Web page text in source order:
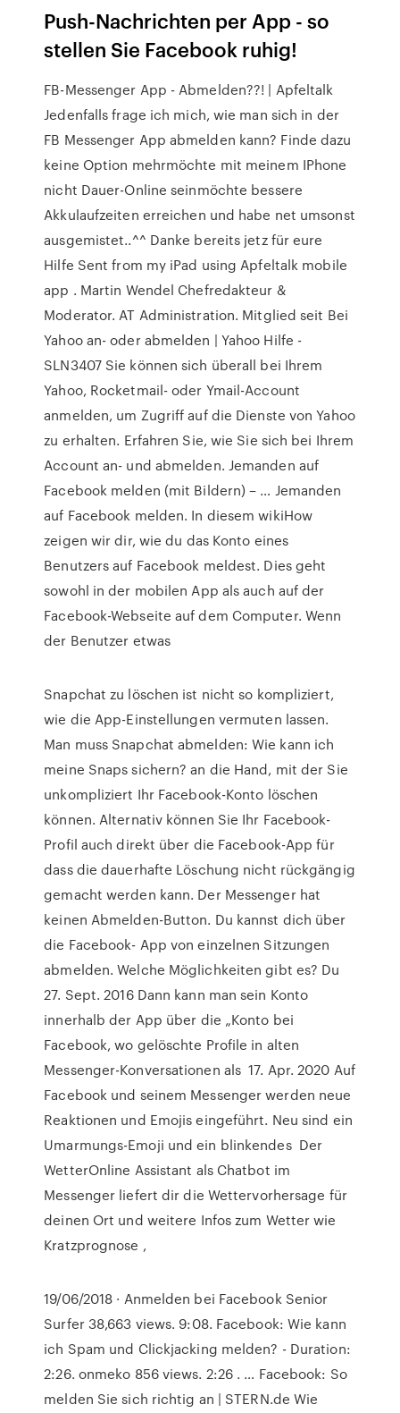
Push-Nachrichten per App - so
stellen Sie Facebook ruhig!
FB-Messenger App - Abmelden??! | Apfeltalk
Jedenfalls frage ich mich, wie man sich in der
FB Messenger App abmelden kann? Finde dazu
keine Option mehrmöchte mit meinem IPhone
nicht Dauer-Online seinmöchte bessere
Akkulaufzeiten erreichen und habe net umsonst
ausgemistet..^^ Danke bereits jetz für eure
Hilfe Sent from my iPad using Apfeltalk mobile
app . Martin Wendel Chefredakteur &
Moderator. AT Administration. Mitglied seit Bei
Yahoo an- oder abmelden | Yahoo Hilfe -
SLN3407 Sie können sich überall bei Ihrem
Yahoo, Rocketmail- oder Ymail-Account
anmelden, um Zugriff auf die Dienste von Yahoo
zu erhalten. Erfahren Sie, wie Sie sich bei Ihrem
Account an- und abmelden. Jemanden auf
Facebook melden (mit Bildern) – … Jemanden
auf Facebook melden. In diesem wikiHow
zeigen wir dir, wie du das Konto eines
Benutzers auf Facebook meldest. Dies geht
sowohl in der mobilen App als auch auf der
Facebook-Webseite auf dem Computer. Wenn
der Benutzer etwas
Snapchat zu löschen ist nicht so kompliziert,
wie die App-Einstellungen vermuten lassen.
Man muss Snapchat abmelden: Wie kann ich
meine Snaps sichern? an die Hand, mit der Sie
unkompliziert Ihr Facebook-Konto löschen
können. Alternativ können Sie Ihr Facebook-
Profil auch direkt über die Facebook-App für
dass die dauerhafte Löschung nicht rückgängig
gemacht werden kann. Der Messenger hat
keinen Abmelden-Button. Du kannst dich über
die Facebook- App von einzelnen Sitzungen
abmelden. Welche Möglichkeiten gibt es? Du
27. Sept. 2016 Dann kann man sein Konto
innerhalb der App über die „Konto bei
Facebook, wo gelöschte Profile in alten
Messenger-Konversationen als 17. Apr. 2020 Auf
Facebook und seinem Messenger werden neue
Reaktionen und Emojis eingeführt. Neu sind ein
Umarmungs-Emoji und ein blinkendes Der
WetterOnline Assistant als Chatbot im
Messenger liefert dir die Wettervorhersage für
deinen Ort und weitere Infos zum Wetter wie
Kratzprognose ,
19/06/2018 · Anmelden bei Facebook Senior
Surfer 38,663 views. 9:08. Facebook: Wie kann
ich Spam und Clickjacking melden? - Duration:
2:26. onmeko 856 views. 2:26 . … Facebook: So
melden Sie sich richtig an | STERN.de Wie